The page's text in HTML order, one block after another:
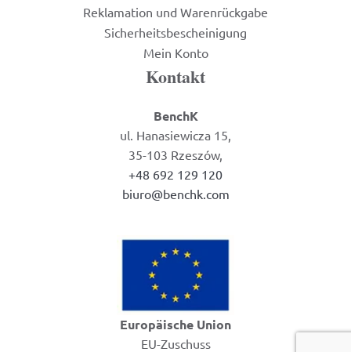
Reklamation und Warenrückgabe
Sicherheitsbescheinigung
Mein Konto
Kontakt
BenchK
ul. Hanasiewicza 15,
35-103 Rzeszów,
+48 692 129 120
biuro@benchk.com
Europäische Union
EU-Zuschuss